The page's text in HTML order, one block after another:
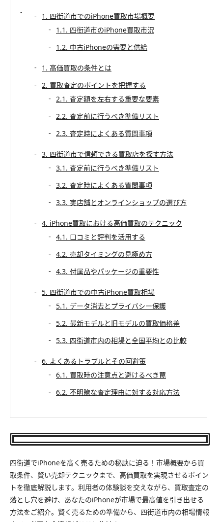
1. 四街道市でのiPhone買取市場概要
1.1. 四街道市のiPhone買取市況
1.2. 中古iPhoneの需要と供給
1. 高価買取の条件とは
2. 買取査定のポイントを把握する
2.1. 査定額を左右する重要な要素
2.2. 査定前に行うべき準備リスト
2.3. 査定時によくある質問事項
3. 四街道市で信頼できる買取店を探す方法
3.1. 査定前に行うべき準備リスト
3.2. 査定時によくある質問事項
3.3. 実店舗とオンラインショップの選び方
4. iPhone買取における高価買取のテクニック
4.1. 口コミと評判を活用する
4.2. 売却タイミングの見極め方
4.3. 付属品やパッケージの重要性
5. 四街道市での中古iPhone買取相場
5.1. データ消去とプライバシー保護
5.2. 最新モデルと旧モデルの買取価格差
5.3. 四街道市内の相場と全国平均との比較
6. よくあるトラブルとその回避策
6.1. 買取時の注意点と避けるべき罠
6.2. 不明瞭な査定理由に対する対応方法
四街道でiPhoneを高く売るための秘訣に迫る！市場概要から買
取条件、賢い売却テクニックまで、高価買取を実現させるポイン
トを徹底解説します。利用者の体験談を交えながら、買取査定の
落とし穴を避け、あなたのiPhoneが市場で最高値を引き出せる
方法をご紹介。賢く売るための準備から、四街道市内の相場情報